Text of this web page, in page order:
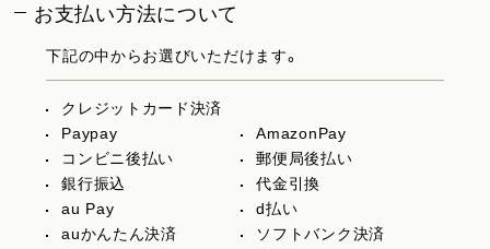
お支払い方法について
下記の中からお選びいただけます。
クレジットカード決済
Paypay
AmazonPay
コンビニ後払い
郵便局後払い
銀行振込
代金引換
au Pay
d払い
auかんたん決済
ソフトバンク決済